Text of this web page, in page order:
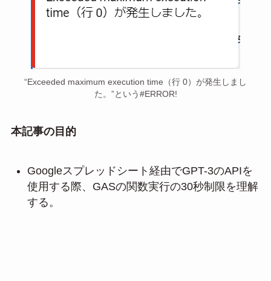
“Exceeded maximum execution time（行 0）が発生しまし
た。”という#ERROR!
本記事の目的
Googleスプレッドシート経由でGPT-3のAPIを
使用する際、GASの関数実行の30秒制限を理解
する。